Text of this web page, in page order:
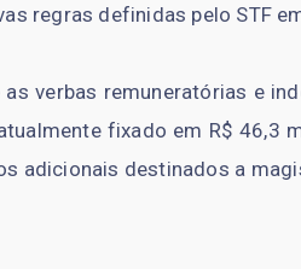
regras definidas pelo STF
verbas remuneratórias e
fixado em R$ 46,3
adicionais destinados a